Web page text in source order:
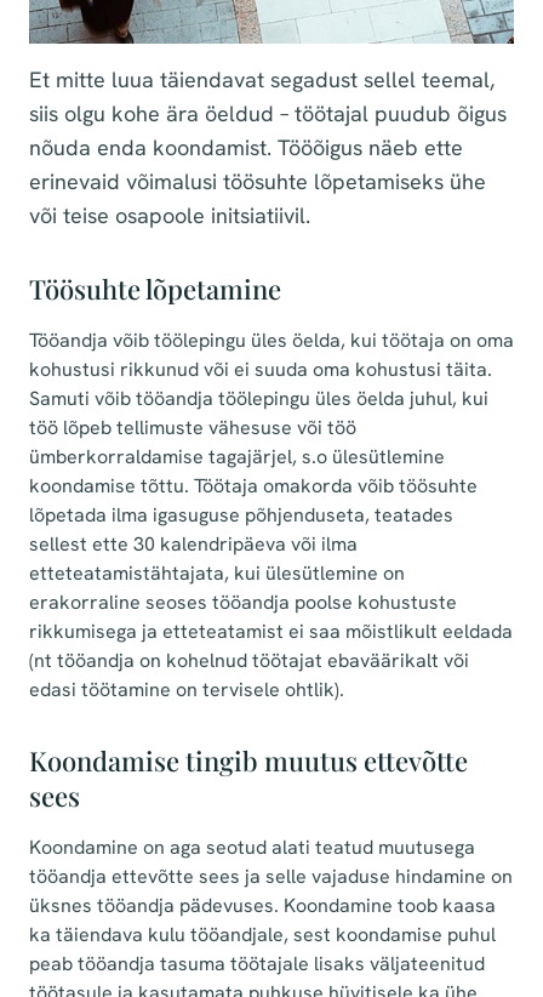
Et mitte luua täiendavat segadust sellel teemal,
siis olgu kohe ära öeldud – töötajal puudub õigus
nõuda enda koondamist. Tööõigus näeb ette
erinevaid võimalusi töösuhte lõpetamiseks ühe
või teise osapoole initsiatiivil.
Töösuhte lõpetamine
Tööandja võib töölepingu üles öelda, kui töötaja on oma
kohustusi rikkunud või ei suuda oma kohustusi täita.
Samuti võib tööandja töölepingu üles öelda juhul, kui
töö lõpeb tellimuste vähesuse või töö
ümberkorraldamise tagajärjel, s.o ülesütlemine
koondamise tõttu. Töötaja omakorda võib töösuhte
lõpetada ilma igasuguse põhjenduseta, teatades
sellest ette 30 kalendripäeva või ilma
etteteatamistähtajata, kui ülesütlemine on
erakorraline seoses tööandja poolse kohustuste
rikkumisega ja etteteatamist ei saa mõistlikult eeldada
(nt tööandja on kohelnud töötajat ebaväärikalt või
edasi töötamine on tervisele ohtlik).
Koondamise tingib muutus ettevõtte
sees
Koondamine on aga seotud alati teatud muutusega
tööandja ettevõtte sees ja selle vajaduse hindamine on
üksnes tööandja pädevuses. Koondamine toob kaasa
ka täiendava kulu tööandjale, sest koondamise puhul
peab tööandja tasuma töötajale lisaks väljateenitud